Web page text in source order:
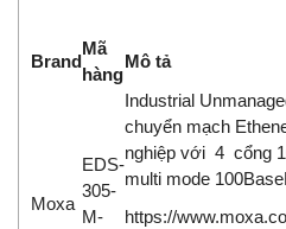
Brand
Mã
hàng
Mô tả
Moxa
EDS-
305-
M-
Industrial
chuyển mạch
nghiệp với 4 cổng
multi mode
https://